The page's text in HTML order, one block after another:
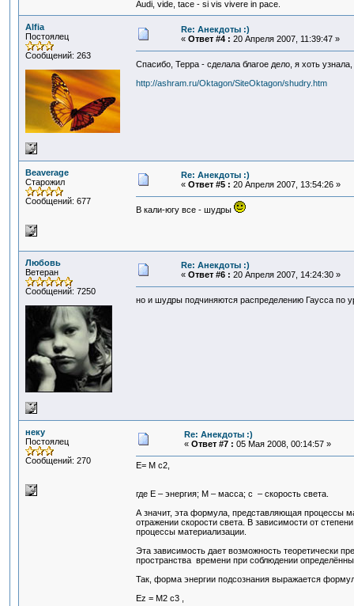
Audi, vide, tace - si vis vivere in pace.
Alfia
Постоялец
Сообщений: 263
Re: Анекдоты :)
« Ответ #4 : 20 Апреля 2007, 11:39:47 »
Спасибо, Терра - сделала благое дело, я хоть
http://ashram.ru/Oktagon/SiteOktagon/shudry.htm
Beaverage
Старожил
Сообщений: 677
Re: Анекдоты :)
« Ответ #5 : 20 Апреля 2007, 13:54:26 »
В кали-югу все - шудры
Любовь
Ветеран
Сообщений: 7250
Re: Анекдоты :)
« Ответ #6 : 20 Апреля 2007, 14:24:30 »
но и шудры подчиняются распределению Гаусса по
неку
Постоялец
Сообщений: 270
Re: Анекдоты :)
« Ответ #7 : 05 Мая 2008, 00:14:57 »
Е= М с2,
где E – энергия; М – масса; с – скорость света.
А значит, эта формула, представляющая процессы
отражении скорости света. В зависимости от
процессы материализации.
Эта зависимость дает возможность теоретически
пространства времени при соблюдении
Так, форма энергии подсознания выражается
Еz = М2 с3 ,